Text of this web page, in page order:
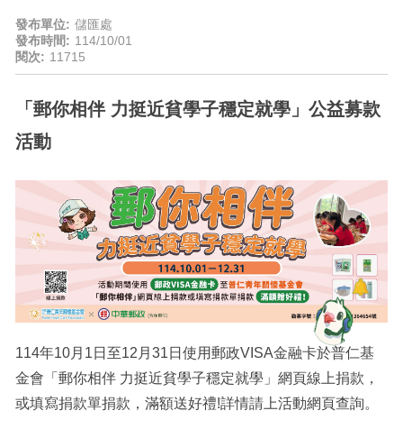
發布單位: 儲匯處
發布時間: 114/10/01
閱次: 11715
「郵你相伴 力挺近貧學子穩定就學」公益募款
活動
114年10月1日至12月31日使用郵政VISA金融卡於普仁基
金會「郵你相伴 力挺近貧學子穩定就學」網頁線上捐款，
或填寫捐款單捐款，滿額送好禮!詳情請上活動網頁查詢。